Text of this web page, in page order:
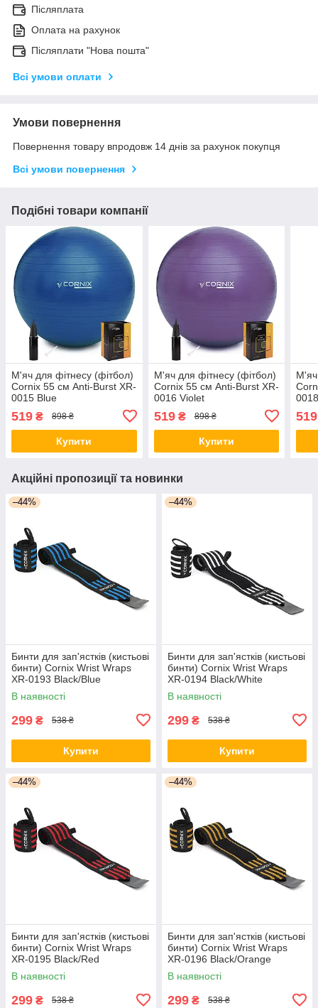
Післяплата
Оплата на рахунок
Післяплати "Нова пошта"
Всі умови оплати
Умови повернення
Повернення товару впродовж 14 днів за рахунок покупця
Всі умови повернення
Подібні товари компанії
М'яч для фітнесу (фітбол)
Cornix 55 см Anti-Burst XR-
0015 Blue
519 ₴ 898 ₴
Купити
М'яч для фітнесу (фітбол)
Cornix 55 см Anti-Burst XR-
0016 Violet
519₴ 898 ₴
Купити
М'яч
519
Акційні пропозиції та новинки
–44%
Бинти для зап'ястків (кистьові
бинти) Cornix Wrist Wraps
XR-0193 Black/Blue
В наявності
299 ₴ 538 ₴
Купити
–44%
Бинти для зап'ястків (кистьові
бинти) Cornix Wrist Wraps
XR-0194 Black/White
В наявності
299 ₴ 538 ₴
Купити
–44%
Бинти для зап'ястків (кистьові
бинти) Cornix Wrist Wraps
XR-0195 Black/Red
В наявності
299 ₴ 538 ₴
–44%
Бинти для зап'ястків (кистьові
бинти) Cornix Wrist Wraps
XR-0196 Black/Orange
В наявності
299 ₴ 538 ₴